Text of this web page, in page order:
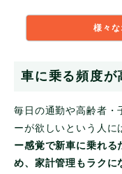
様々な
車に乗る頻度が
毎日の通勤や高齢者・
ーが欲しいという人に
ー感覚で新車に乗れる
め、家計管理もラクに